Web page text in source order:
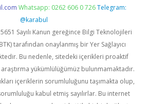
Whatsapp: 0262 606 0 726 Telegram:
@karabul
Sayılı Kanun gereğince Bilgi Teknolojileri
tarafından onaylanmış bir Yer Sağlayıcı
Bu nedenle, sitedeki içerikleri proaktif
yükümlülüğümüz bulunmamaktadır.
içeriklerin sorumluluğunu taşımakta olup,
kabul etmiş sayılırlar. Bu internet